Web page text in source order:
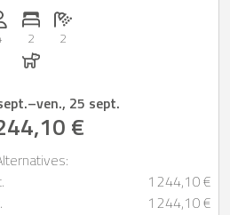
Personnes (max): 4
Nombre de chambres: 2
2
Nombre de salles de bain: 2
2
Chiens autorisés
–ven., 25 sept.
€
1 244,10 €
1 244,10 €